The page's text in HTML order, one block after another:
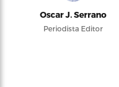
Oscar J. Serrano
Periodista Editor